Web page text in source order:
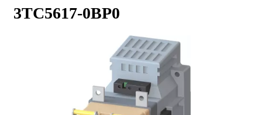
3TC5617-0BP0